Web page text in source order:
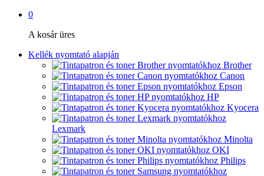
0
A kosár üres
Kellék nyomtató alapján
Brother
Canon
Epson
HP
Kyocera
Lexmark
Minolta
OKI
Philips